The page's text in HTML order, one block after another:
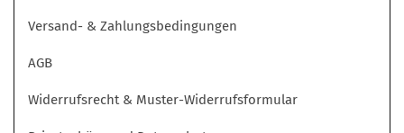
Versand- & Zahlungsbedingungen
AGB
Widerrufsrecht & Muster-Widerrufsformular